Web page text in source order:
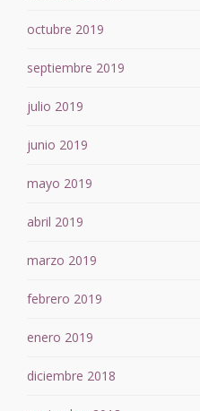
octubre 2019
septiembre 2019
julio 2019
junio 2019
mayo 2019
abril 2019
marzo 2019
febrero 2019
enero 2019
diciembre 2018